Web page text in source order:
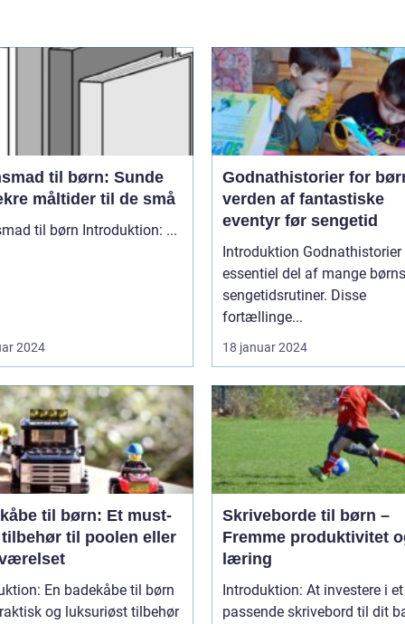
til børn: Sunde
måltider til de små
Aftensmad til børn Introduktion: ...
2024
Godnathistorier for
verden af fantastiske
eventyr før sengetid
Introduktion Godnathistorier er en
essentiel del af mange børns
sengetidsrutiner. Disse
fortællinge...
18 januar 2024
til børn: Et must-
til poolen eller
En badekåbe til børn
og luksuriøst tilbehør
Skriveborde til børn –
Fremme produktivitet
læring
Introduktion: At investere i et
passende skrivebord til dit